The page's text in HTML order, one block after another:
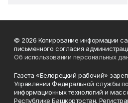
© 2026 Копирование информации
письменного согласия
Об использовании персональных
Газета «Белорецкий рабочий»
Управлении Федеральной службы
информационных технологий и
Республике Башкортостан.